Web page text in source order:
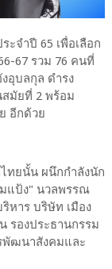
จำปี 65 เพื่อเลือก
67 รวม 76 คนที่
อุบลกุล ดำรง
มัยที่ 2 พร้อม
อีกด้วย
ทยนั้น ผนึกกำลังนัก
แป้ง" นวลพรรณ
หาร บริษัท เมือง
รองประธานกรรม
พัฒนาสังคมและ